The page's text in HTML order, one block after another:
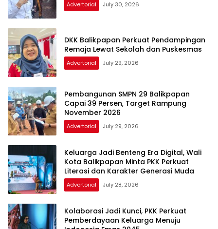
Advertorial July 30, 2026
DKK Balikpapan Perkuat Pendampingan
Remaja Lewat Sekolah dan Puskesmas
Advertorial July 29, 2026
Pembangunan SMPN 29 Balikpapan
Capai 39 Persen, Target Rampung
November 2026
Advertorial July 29, 2026
Keluarga Jadi Benteng Era Digital, Wali
Kota Balikpapan Minta PKK Perkuat
Literasi dan Karakter Generasi Muda
Advertorial July 28, 2026
Kolaborasi Jadi Kunci, PKK Perkuat
Pemberdayaan Keluarga Menuju